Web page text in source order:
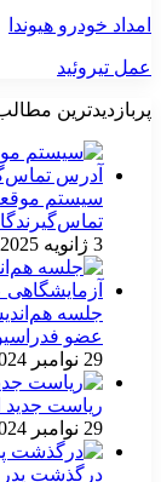
امداد خودرو هیوندا
عمل تیروئید
پربازدیدترین
سیستم
تماس‌گیرندگان
3 ژانویه 2025
جلسه
عضو
29 نوامبر 2024
ریاست جدید
29 نوامبر 2024
درگذشت پدر